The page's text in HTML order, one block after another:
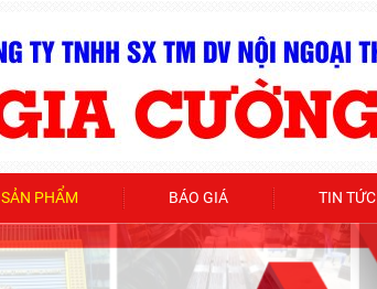
SẢN PHẨM BÁO GIÁ TIN TỨC